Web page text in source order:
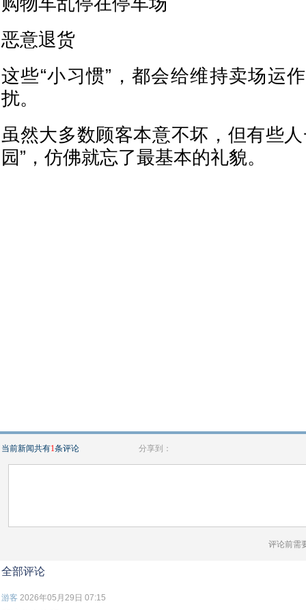
恶意退货
这些“小习惯”，都会给维持卖场运
扰。
虽然大多数顾客本意不坏，但有些
园”，仿佛就忘了最基本的礼貌。
当前新闻共有1条评论 分享到：
评论前需
全部评论
游客 2026年05月29日 07:15